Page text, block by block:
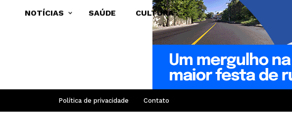
Política de privacidade Contato
NOTÍCIAS SAÚDE CULTURA